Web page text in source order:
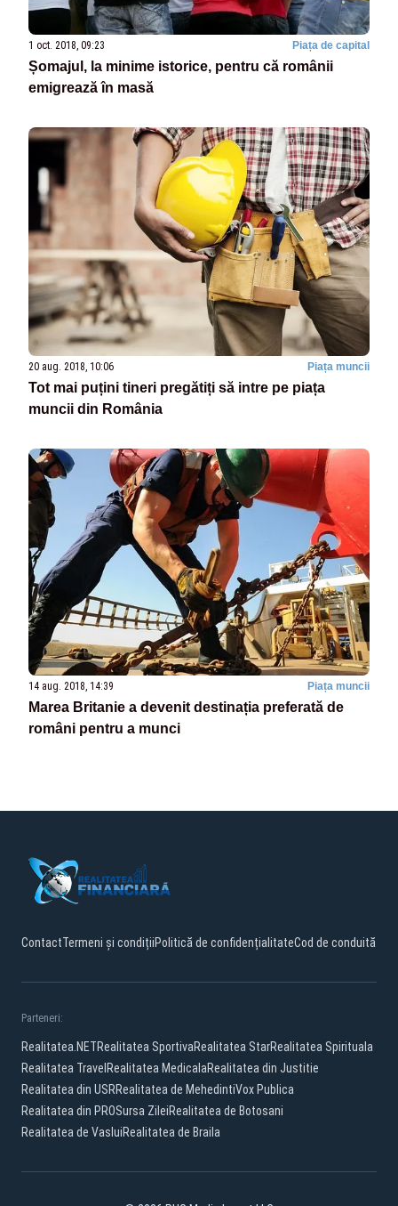
1 oct. 2018, 09:23 Piața de capital
Șomajul, la minime istorice, pentru că românii
emigrează în masă
20 aug. 2018, 10:06 Piața muncii
Tot mai puțini tineri pregătiți să intre pe piața
muncii din România
14 aug. 2018, 14:39 Piața muncii
Marea Britanie a devenit destinația preferată de
români pentru a munci
ContactTermeni și condițiiPolitică de confidențialitateCod de conduită
Parteneri:
Realitatea.NETRealitatea SportivaRealitatea StarRealitatea Spirituala
Realitatea Travel Realitatea MedicalaRealitatea din Justitie
Realitatea din USRRealitatea de MehedintiVox Publica
Realitatea din PROSursa ZileiRealitatea de Botosani
Realitatea de VasluiRealitatea de Braila